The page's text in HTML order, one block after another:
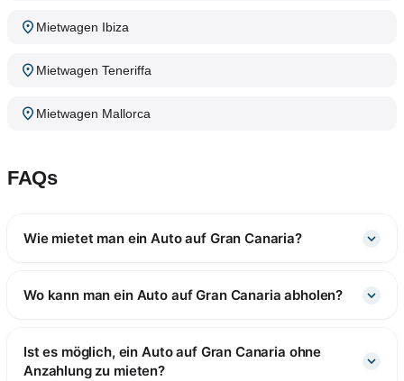
Mietwagen Ibiza
Mietwagen Teneriffa
Mietwagen Mallorca
FAQs
Wie mietet man ein Auto auf Gran Canaria?
Wo kann man ein Auto auf Gran Canaria abholen?
Ist es möglich, ein Auto auf Gran Canaria ohne
Anzahlung zu mieten?